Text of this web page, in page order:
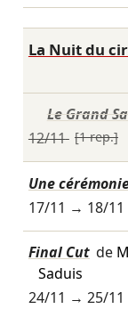
La Nuit du
Le Grand
12/11 [1 rep.]
Une
17/11 → 18/11
Final Cut de
Saduis
24/11 → 25/11